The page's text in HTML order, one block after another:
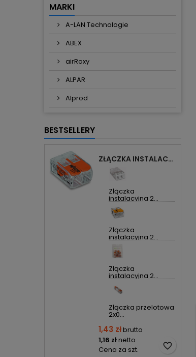
MARKI
A-LAN Technologie
ABEX
airRoxy
ALPAR
Alprod
BESTSELLERY
ZŁĄCZKA INSTALACYJNA 2X UNIWERSALNA COMPACT 221-412 WAGO
Złączka
instalacyjna 2...
Złączka
instalacyjna 2...
Złączka
instalacyjna 2...
Złączka przelotowa
2x0...
1,43 złbrutto
1,16 złnetto
Cena za szt.
favorite_border